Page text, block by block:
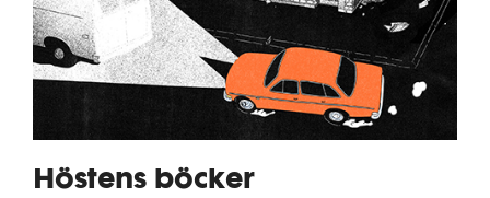
Höstens böcker